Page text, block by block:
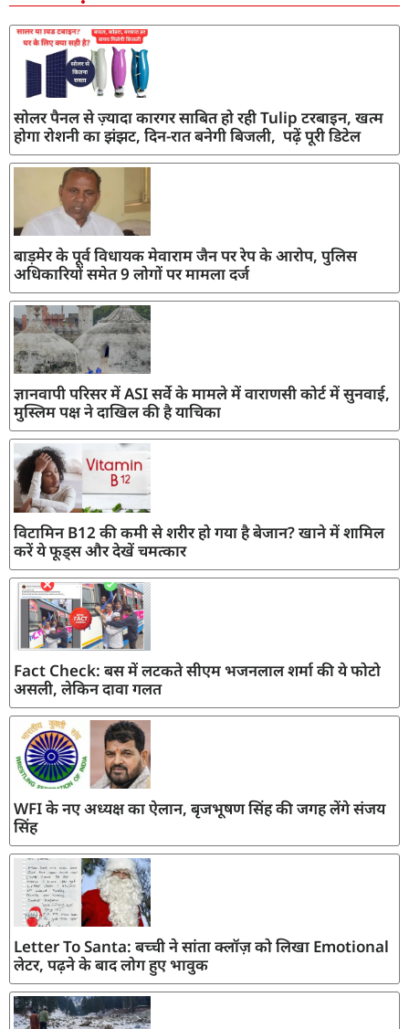
सोलर पैनल से ज़्यादा कारगर साबित हो रही Tulip टरबाइन, खत्म
होगा रोशनी का झंझट, दिन-रात बनेगी बिजली, पढ़ें पूरी डिटेल
बाड़मेर के पूर्व विधायक मेवाराम जैन पर रेप के आरोप, पुलिस
अधिकारियों समेत 9 लोगों पर मामला दर्ज
ज्ञानवापी परिसर में ASI सर्वे के मामले में वाराणसी कोर्ट में सुनवाई,
मुस्लिम पक्ष ने दाखिल की है याचिका
विटामिन B12 की कमी से शरीर हो गया है बेजान? खाने में शामिल
करें ये फूड्स और देखें चमत्कार
Fact Check: बस में लटकते सीएम भजनलाल शर्मा की ये फोटो
असली, लेकिन दावा गलत
WFI के नए अध्यक्ष का ऐलान, बृजभूषण सिंह की जगह लेंगे संजय
सिंह
Letter To Santa: बच्ची ने सांता क्लॉज़ को लिखा Emotional
लेटर, पढ़ने के बाद लोग हुए भावुक